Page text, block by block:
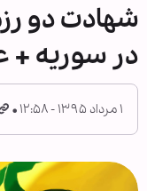
شهادت دو
در سوریه
۱ مرداد ۱۳۹۵ - ۱۲:۵۸